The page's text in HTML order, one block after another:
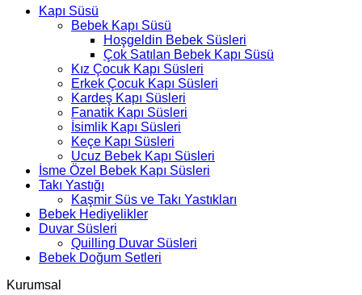
Kapı Süsü
Bebek Kapı Süsü
Hoşgeldin Bebek Süsleri
Çok Satılan Bebek Kapı Süsü
Kız Çocuk Kapı Süsleri
Erkek Çocuk Kapı Süsleri
Kardeş Kapı Süsleri
Fanatik Kapı Süsleri
İsimlik Kapı Süsleri
Keçe Kapı Süsleri
Ucuz Bebek Kapı Süsleri
İsme Özel Bebek Kapı Süsleri
Takı Yastığı
Kaşmir Süs ve Takı Yastıkları
Bebek Hediyelikler
Duvar Süsleri
Quilling Duvar Süsleri
Bebek Doğum Setleri
Kurumsal